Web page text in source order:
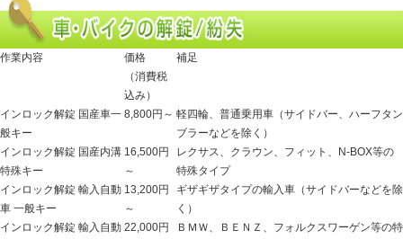
作業内容
価格
（消費税
込み）
補足
インロック解錠 国産車一
般キー
8,800円～ 軽四輪、普通乗用車（サイドバー、ハーフタン
ブラーなどを除く）
インロック解錠 国産内溝
特殊キー
16,500円
～
レクサス、クラウン、フィット、N-BOX等の
特殊タイプ
インロック解錠 輸入自動
車 一般キー
13,200円
～
ギザギザタイプの輸入車（サイドバーなどを除
く）
インロック解錠 輸入自動 22,000円 ＢＭＷ、ＢＥＮＺ、フォルクスワーゲン等の特